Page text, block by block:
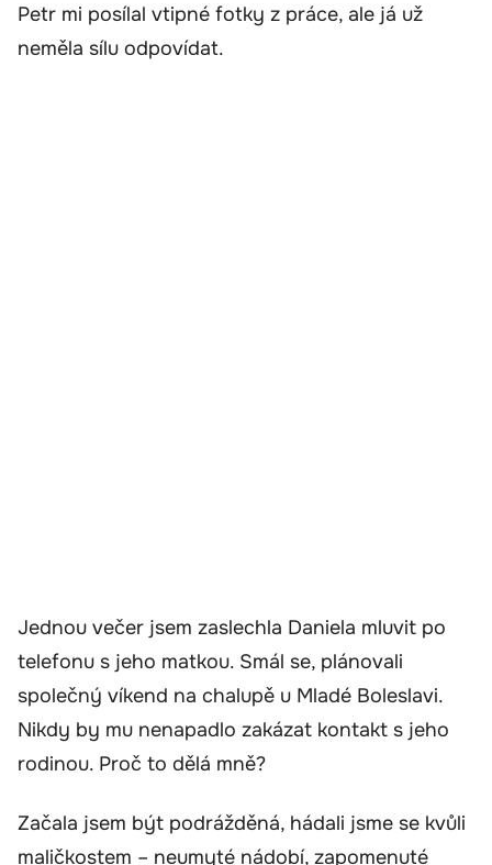
Petr mi posílal vtipné fotky z práce, ale já už
neměla sílu odpovídat.
Jednou večer jsem zaslechla Daniela mluvit po
telefonu s jeho matkou. Smál se, plánovali
společný víkend na chalupě u Mladé Boleslavi.
Nikdy by mu nenapadlo zakázat kontakt s jeho
rodinou. Proč to dělá mně?
Začala jsem být podrážděná, hádali jsme se kvůli
maličkostem – neumyté nádobí, zapomenuté